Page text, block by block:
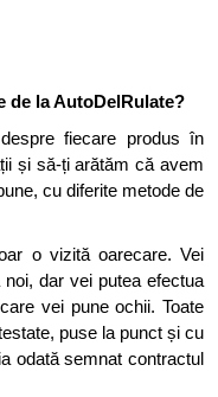
de la AutoDelRulate?
fiecare produs în
și să-ți arătăm că avem
cu diferite metode de
o vizită oarecare. Vei
dar vei putea efectua
vei pune ochii. Toate
puse la punct și cu
odată semnat contractul